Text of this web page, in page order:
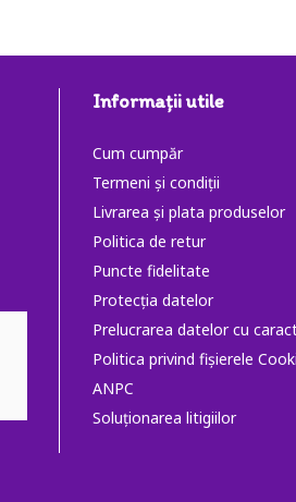
Informaţii utile
Cum cumpăr
Termeni și condiții
Livrarea și plata produselor
Politica de retur
Puncte fidelitate
Protecția datelor
Prelucrarea datelor cu
Politica privind fișierele
ANPC
Soluţionarea litigiilor